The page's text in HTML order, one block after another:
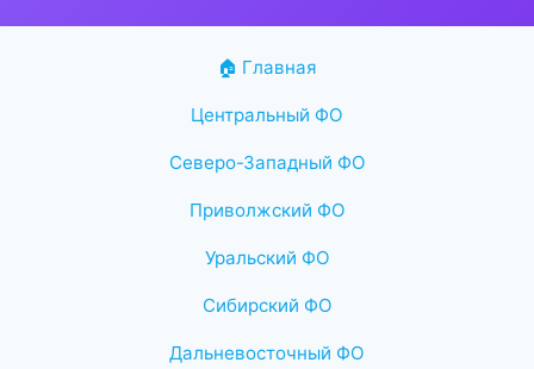
🏠 Главная
Центральный ФО
Северо-Западный ФО
Приволжский ФО
Уральский ФО
Сибирский ФО
Дальневосточный ФО